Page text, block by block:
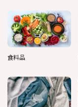
食料品